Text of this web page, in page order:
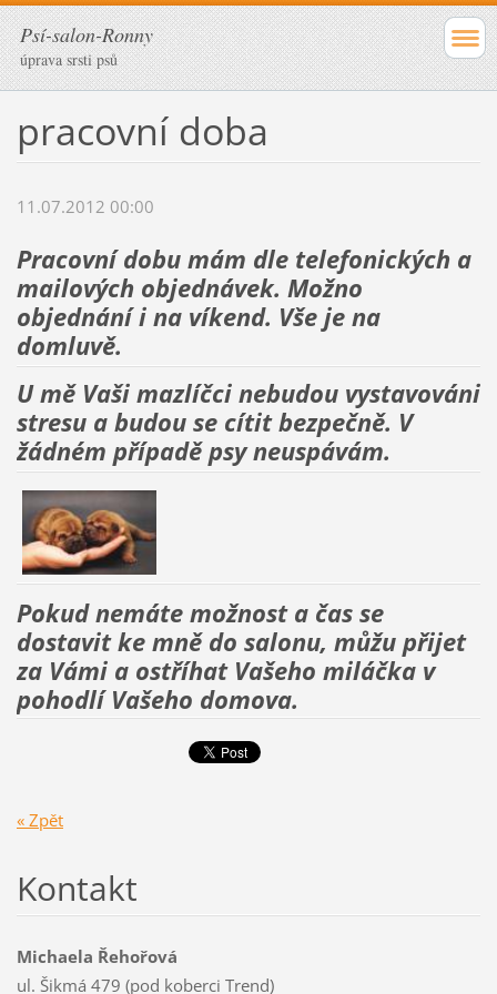
Psí-salon-Ronny
úprava srsti psů
pracovní doba
11.07.2012 00:00
Pracovní dobu mám dle telefonických a
mailových objednávek. Možno
objednání i na víkend. Vše je na
domluvě.
U mě Vaši mazlíčci nebudou vystavováni
stresu a budou se cítit bezpečně. V
žádném případě psy neuspávám.
Pokud nemáte možnost a čas se
dostavit ke mně do salonu, můžu přijet
za Vámi a ostříhat Vašeho miláčka v
pohodlí Vašeho domova.
« Zpět
Kontakt
Michaela Řehořová
ul. Šikmá 479 (pod koberci Trend)